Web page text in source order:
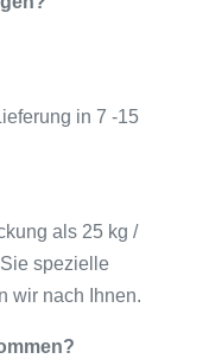
in 7 -15
als 25 kg /
spezielle
wir nach Ihnen.